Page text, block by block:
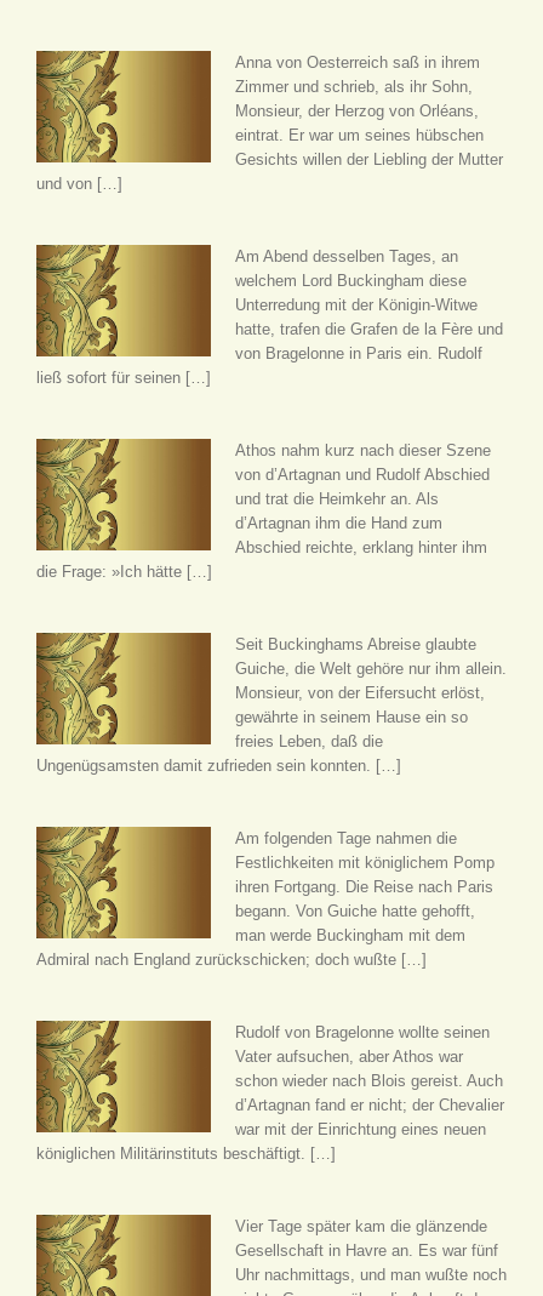
Anna von Oesterreich saß in ihrem
Zimmer und schrieb, als ihr Sohn,
Monsieur, der Herzog von Orléans,
eintrat. Er war um seines hübschen
Gesichts willen der Liebling der Mutter
und von […]
Am Abend desselben Tages, an
welchem Lord Buckingham diese
Unterredung mit der Königin-Witwe
hatte, trafen die Grafen de la Fère und
von Bragelonne in Paris ein. Rudolf
ließ sofort für seinen […]
Athos nahm kurz nach dieser Szene
von d’Artagnan und Rudolf Abschied
und trat die Heimkehr an. Als
d’Artagnan ihm die Hand zum
Abschied reichte, erklang hinter ihm
die Frage: »Ich hätte […]
Seit Buckinghams Abreise glaubte
Guiche, die Welt gehöre nur ihm allein.
Monsieur, von der Eifersucht erlöst,
gewährte in seinem Hause ein so
freies Leben, daß die
Ungenügsamsten damit zufrieden sein konnten. […]
Am folgenden Tage nahmen die
Festlichkeiten mit königlichem Pomp
ihren Fortgang. Die Reise nach Paris
begann. Von Guiche hatte gehofft,
man werde Buckingham mit dem
Admiral nach England zurückschicken; doch wußte […]
Rudolf von Bragelonne wollte seinen
Vater aufsuchen, aber Athos war
schon wieder nach Blois gereist. Auch
d’Artagnan fand er nicht; der Chevalier
war mit der Einrichtung eines neuen
königlichen Militärinstituts beschäftigt. […]
Vier Tage später kam die glänzende
Gesellschaft in Havre an. Es war fünf
Uhr nachmittags, und man wußte noch